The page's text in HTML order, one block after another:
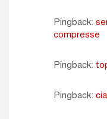
Pingback:
compresse
Pingback:
Pingback: